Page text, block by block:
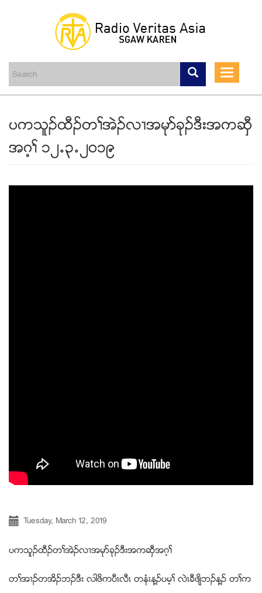
content
Toggle
ပကသူဥထီဥတႈအဲဥလ႕အမုဏခုဥဒီးအကဆွီ
အဂ့ႈ ၁၂’၃’၂၀၁၉
Tuesday, March 12, 2019
ပကသူဥထီဥတႈအဲဥလ႕အမုဏခုဥဒီးအကဆွီအဂ့ႈ
တႈအ႕ဥတအိဥဘဥဒီး လါဖိကပီၚလီၚ တနံၚန႔ဥပမ့ႈ လဲၚခီဖ်ိဘဥန႔ဥ တႈက